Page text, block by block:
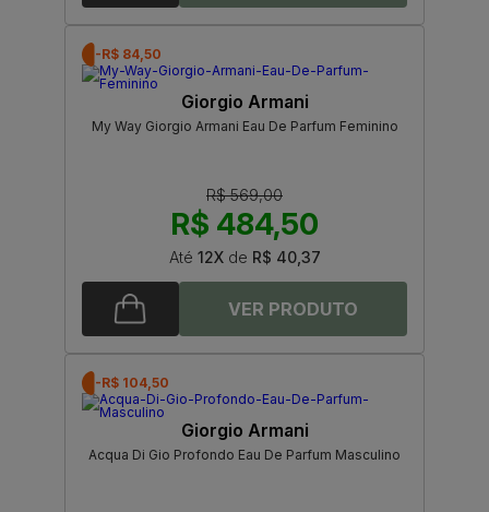
-R$ 84,50
Giorgio Armani
My Way Giorgio Armani Eau De Parfum Feminino
R$ 569,00
R$ 484,50
Até 12Xde R$ 40,37
-R$ 104,50
Giorgio Armani
Acqua Di Gio Profondo Eau De Parfum Masculino